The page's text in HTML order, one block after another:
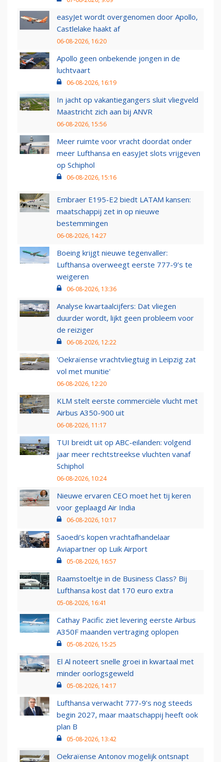
easyJet wordt overgenomen door Apollo,
Castlelake haakt af
06-08-2026, 16:20
Apollo geen onbekende jongen in de
luchtvaart
06-08-2026, 16:19
In jacht op vakantiegangers sluit vliegveld
Maastricht zich aan bij ANVR
06-08-2026, 15:56
Meer ruimte voor vracht doordat onder
meer Lufthansa en easyJet slots vrijgeven
op Schiphol
06-08-2026, 15:16
Embraer E195-E2 biedt LATAM kansen:
maatschappij zet in op nieuwe
bestemmingen
06-08-2026, 14:27
Boeing krijgt nieuwe tegenvaller:
Lufthansa overweegt eerste 777-9’s te
weigeren
06-08-2026, 13:36
Analyse kwartaalcijfers: Dat vliegen
duurder wordt, lijkt geen probleem voor
de reiziger
06-08-2026, 12:22
'Oekraïense vrachtvliegtuig in Leipzig zat
vol met munitie'
06-08-2026, 12:20
KLM stelt eerste commerciële vlucht met
Airbus A350-900 uit
06-08-2026, 11:17
TUI breidt uit op ABC-eilanden: volgend
jaar meer rechtstreekse vluchten vanaf
Schiphol
06-08-2026, 10:24
Nieuwe ervaren CEO moet het tij keren
voor geplaagd Air India
06-08-2026, 10:17
Saoedi’s kopen vrachtafhandelaar
Aviapartner op Luik Airport
05-08-2026, 16:57
Raamstoeltje in de Business Class? Bij
Lufthansa kost dat 170 euro extra
05-08-2026, 16:41
Cathay Pacific ziet levering eerste Airbus
A350F maanden vertraging oplopen
05-08-2026, 15:25
El Al noteert snelle groei in kwartaal met
minder oorlogsgeweld
05-08-2026, 14:17
Lufthansa verwacht 777-9’s nog steeds
begin 2027, maar maatschappij heeft ook
plan B
05-08-2026, 13:42
Oekraïense Antonov mogelijk ontsnapt